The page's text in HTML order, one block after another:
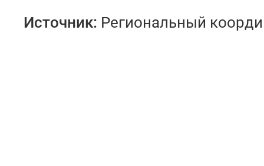
Источник: Региональный